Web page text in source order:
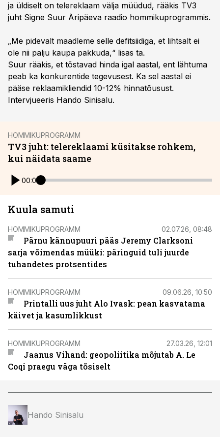
ja üldiselt on telereklaam välja müüdud, rääkis TV3
juht Signe Suur Äripäeva raadio hommikuprogrammis.
„Me pidevalt maadleme selle defitsiidiga, et lihtsalt ei
ole nii palju kaupa pakkuda,“ lisas ta.
Suur rääkis, et tõstavad hinda igal aastal, ent lähtuma
peab ka konkurentide tegevusest. Ka sel aastal ei
pääse reklaamikliendid 10-12% hinnatõusust.
Intervjueeris Hando Sinisalu.
HOMMIKUPROGRAMM
TV3 juht: telereklaami küsitakse rohkem,
kui näidata saame
00:00
Kuula samuti
HOMMIKUPROGRAMM 02.07.26, 08:48
Pärnu kännupuuri pääs Jeremy Clarksoni
sarja võimendas müüki: päringuid tuli juurde
tuhandetes protsentides
HOMMIKUPROGRAMM 09.06.26, 10:50
Printalli uus juht Alo Ivask: pean kasvatama
käivet ja kasumlikkust
HOMMIKUPROGRAMM 27.03.26, 12:01
Jaanus Vihand: geopoliitika mõjutab A. Le
Coqi praegu väga tõsiselt
Hando Sinisalu